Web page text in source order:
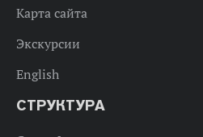
Карта сайта
Экскурсии
English
СТРУКТУРА